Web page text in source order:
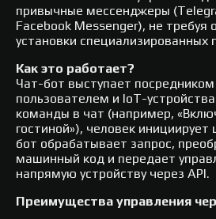
привычные мессенджеры
Facebook Messenger), не требуя
установки специализированных
Как это работает?
Чат-бот выступает
пользователем и IoT-
команды в чат (например,
гостиной»), человек инициирует
бот обрабатывает запрос,
машинный код и передает
напрямую устройству через API.
Преимущества управления